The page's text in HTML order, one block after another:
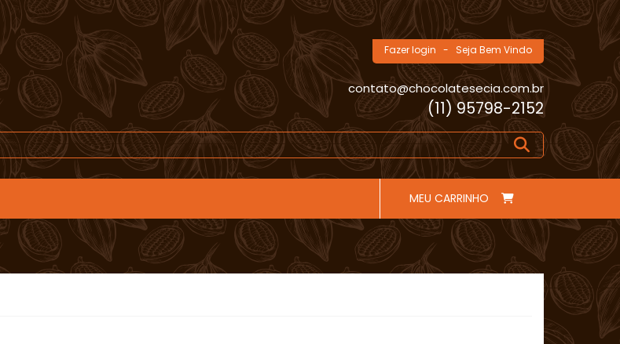
Fazer login - Seja Bem Vindo
contato@chocolatesecia.com.br
(11) 95798-2152
MEU CARRINHO